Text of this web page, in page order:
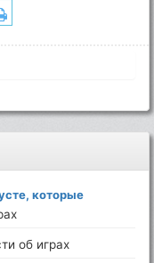
которые
об играх